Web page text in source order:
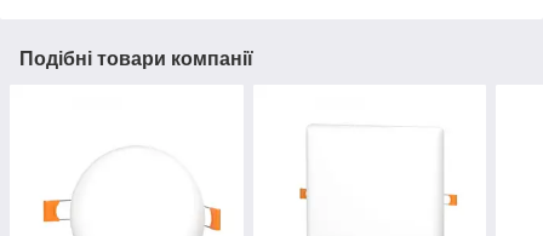
Подібні товари компанії